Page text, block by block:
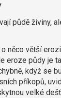
půdě živiny,
něco větší
eroze půdy je
když se
příkopů,
velké